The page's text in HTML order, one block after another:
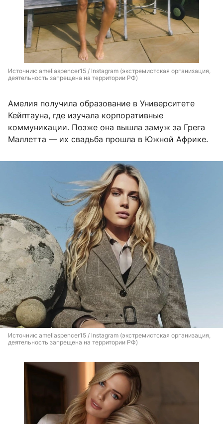
Источник: ameliaspencer15 / Instagram (экстремистская организация,
деятельность запрещена на территории РФ)
Амелия получила образование в Университете
Кейптауна, где изучала корпоративные
коммуникации. Позже она вышла замуж за Грега
Маллетта — их свадьба прошла в Южной Африке.
Источник: ameliaspencer15 / Instagram (экстремистская организация,
деятельность запрещена на территории РФ)